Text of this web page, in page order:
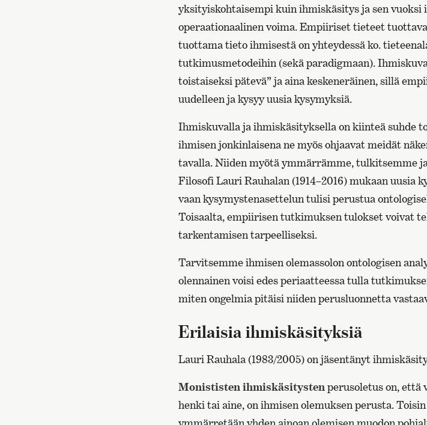
yksityiskohtaisempi kuin ihmiskäsitys ja sen vuoksi
operaationaalinen voima. Empiiriset tieteet
tuottama tieto ihmisestä on yhteydessä ko.
tutkimusmetodeihin (sekä paradigmaan).
toistaiseksi pätevä” ja aina keskeneräinen, sillä
uudelleen ja kysyy uusia kysymyksiä.
Ihmiskuvalla ja ihmiskäsityksella on kiinteä suhde
ihmisen jonkinlaisena ne myös ohjaavat meidät
tavalla. Niiden myötä ymmärrämme, tulkitsemme
Filosofi Lauri Rauhalan (1914–2016) mukaan uusia
vaan kysymystenasettelun tulisi perustua
Toisaalta, empiirisen tutkimuksen tulokset voivat
tarkentamisen tarpeelliseksi.
Tarvitsemme ihmisen olemassolon ontologisen
olennainen voisi edes periaatteessa tulla
miten ongelmia pitäisi niiden perusluonnetta
Erilaisia ihmiskäsityksiä
Lauri Rauhala (1983/2005) on jäsentänyt
Monististen ihmiskäsitysten perusoletus on, että
henki tai aine, on ihmisen olemuksen perusta.